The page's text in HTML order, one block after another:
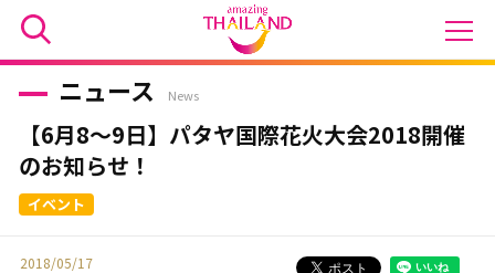
ニュース News
【6月8～9日】パタヤ国際花火大会2018開催
のお知らせ！
2018/05/17